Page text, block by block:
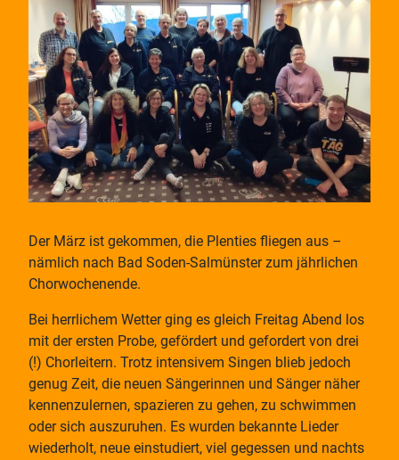
Der März ist gekommen, die Plenties fliegen aus –
nämlich nach Bad Soden-Salmünster zum jährlichen
Chorwochenende.
Bei herrlichem Wetter ging es gleich Freitag Abend los
mit der ersten Probe, gefördert und gefordert von drei
(!) Chorleitern. Trotz intensivem Singen blieb jedoch
genug Zeit, die neuen Sängerinnen und Sänger näher
kennenzulernen, spazieren zu gehen, zu schwimmen
oder sich auszuruhen. Es wurden bekannte Lieder
wiederholt, neue einstudiert, viel gegessen und nachts